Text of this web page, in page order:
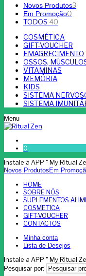
Novos Produtos3
Em Promoção0
TODOS 40
COSMÉTICA
GIFT-VOUCHER
EMAGRECIMENTO
OSSOS,
VITAMINAS
MEMÓRIA
KIDS
SISTEMA
SISTEMA
Menu
0
Instale a APP " My Ritual
Novos ProdutosEm
HOME
SOBRE NÓS
SUPLEMENTOS
COSMETICA
GIFT-VOUCHER
CONTACTOS
Minha conta
Lista de Desejos
Instale a APP " My Ritual
Pesquisar por: